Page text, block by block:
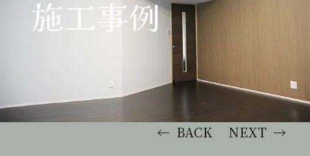
施工事例
BACK
NEXT